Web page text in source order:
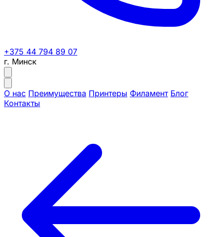
+375 44 794 89 07
г. Минск
О нас Преимущества Принтеры Филамент Блог
Контакты